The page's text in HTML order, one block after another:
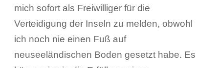
mich sofort als Freiwilliger für die
Verteidigung der Inseln zu melden, obwohl
ich noch nie einen Fuß auf
neuseeländischen Boden gesetzt habe. Es